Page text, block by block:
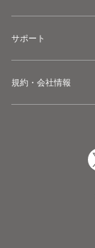
サポート
規約・会社情報